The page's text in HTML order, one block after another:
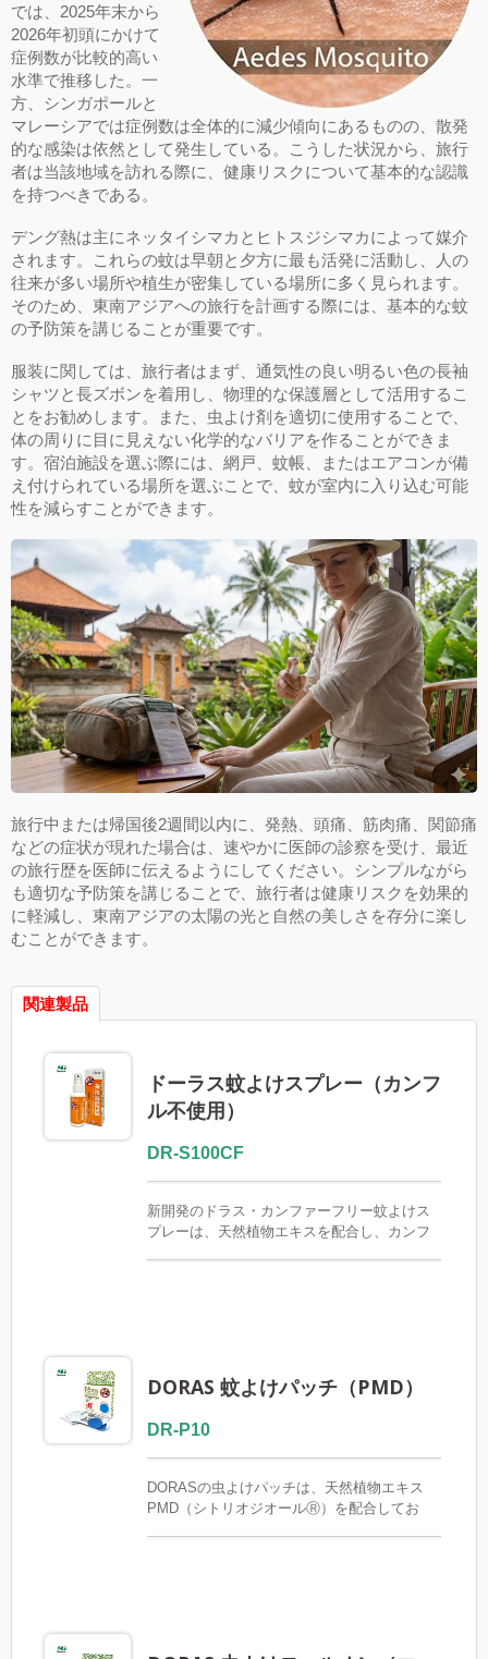
では、2025年末から
2026年初頭にかけて
症例数が比較的高い
水準で推移した。一
方、シンガポールと
マレーシアでは症例数は全体的に減少傾向にあるものの、散発
的な感染は依然として発生している。こうした状況から、旅行
者は当該地域を訪れる際に、健康リスクについて基本的な認識
を持つべきである。
デング熱は主にネッタイシマカとヒトスジシマカによって媒介
されます。これらの蚊は早朝と夕方に最も活発に活動し、人の
往来が多い場所や植生が密集している場所に多く見られます。
そのため、東南アジアへの旅行を計画する際には、基本的な蚊
の予防策を講じることが重要です。
服装に関しては、旅行者はまず、通気性の良い明るい色の長袖
シャツと長ズボンを着用し、物理的な保護層として活用するこ
とをお勧めします。また、虫よけ剤を適切に使用することで、
体の周りに目に見えない化学的なバリアを作ることができま
す。宿泊施設を選ぶ際には、網戸、蚊帳、またはエアコンが備
え付けられている場所を選ぶことで、蚊が室内に入り込む可能
性を減らすことができます。
旅行中または帰国後2週間以内に、発熱、頭痛、筋肉痛、関節痛
などの症状が現れた場合は、速やかに医師の診察を受け、最近
の旅行歴を医師に伝えるようにしてください。シンプルながら
も適切な予防策を講じることで、旅行者は健康リスクを効果的
に軽減し、東南アジアの太陽の光と自然の美しさを存分に楽し
むことができます。
関連製品
ドーラス蚊よけスプレー（カンフ
ル不使用）
DR-S100CF
新開発のドラス・カンファーフリー蚊よけス
プレーは、天然植物エキスを配合し、カンフ
DORAS 蚊よけパッチ（PMD）
DR-P10
DORASの虫よけパッチは、天然植物エキス
PMD（シトリオジオールⓇ）を配合してお